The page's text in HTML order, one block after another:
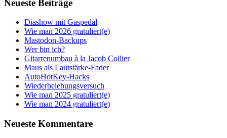
Neueste Beiträge
Diashow mit Gaspedal
Wie man 2026 gratuliert(e)
Mastodon-Backups
Wer bin ich?
Gitarrenumbau à la Jacob Collier
Maus als Lautstärke-Fader
AutoHotKey-Hacks
Wiederbelebungsversuch
Wie man 2025 gratuliert(e)
Wie man 2024 gratuliert(e)
Neueste Kommentare